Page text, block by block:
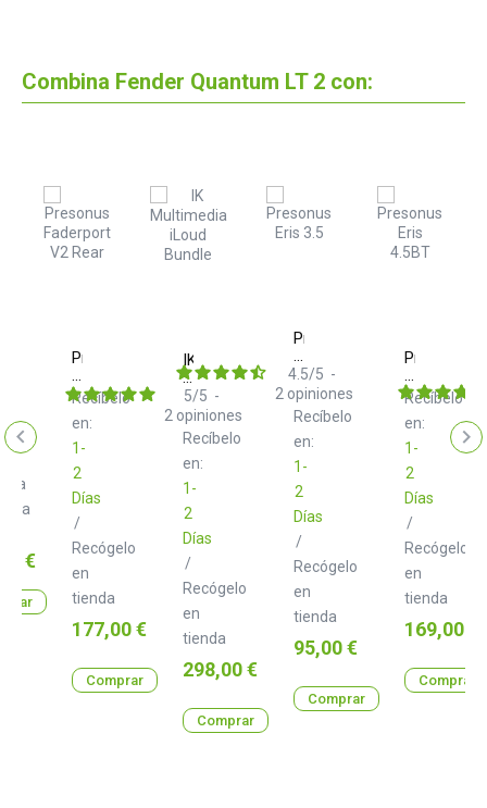
Combina Fender Quantum LT 2 con:
€
Presonus
Faderport
V2
Recíbelo
en:
1-
2
Días
/
Recógelo
en
tienda
Precio
177,00 €
Comprar
IK
Multimedia
iLoud
Bundle
Recíbelo
en:
1-
2
Días
/
Recógelo
en
tienda
5/5 -
2 opiniones
Precio
298,00 €
Comprar
Presonus
Eris
3.5
2nd
Gen
Recíbelo
en:
1-
2
Días
/
Recógelo
en
tienda
4.5/5 -
2 opiniones
Precio
95,00 €
Comprar
Presonus
Eris
4.5BT
2nd
Gen
Recíbelo
en:
1-
2
Días
/
Recógelo
en
tienda
Precio
169,00 €
Comprar